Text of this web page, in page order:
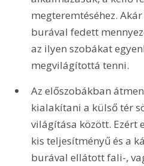
megteremtéséhez.
burával fedett
az ilyen szobákat
megvilágítottá tenni.
Az előszobákban
kialakítani a külső tér
világítása között. Ezért
kis teljesítményű és a
burával ellátott fali-,